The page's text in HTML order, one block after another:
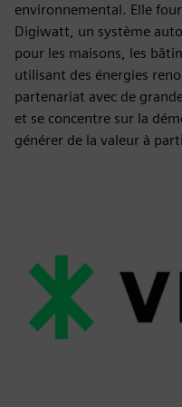
environnemental. Elle
Digiwatt, un système
pour les maisons, les
utilisant des énergies
partenariat avec de
et se concentre sur la
générer de la valeur à